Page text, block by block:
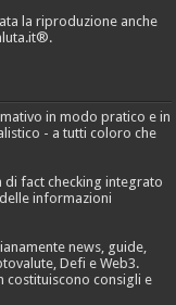
la riproduzione anche
in modo pratico e in
- a tutti coloro che
fact checking integrato
informazioni
news, guide,
Defi e Web3.
costituiscono consigli e